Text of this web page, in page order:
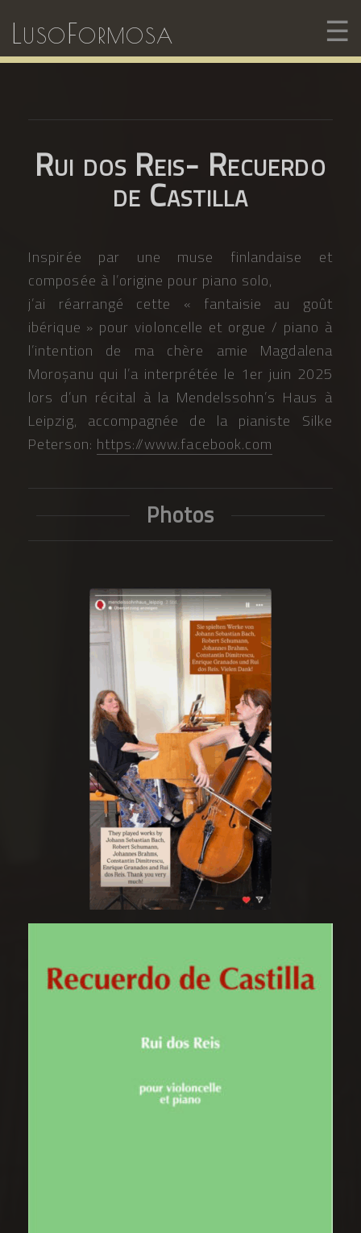
LusoFormosa ☰
Rui dos Reis- Recuerdo
de Castilla
Inspirée par une muse finlandaise et
composée à l’origine pour piano solo,
j’ai réarrangé cette « fantaisie au goût
ibérique » pour violoncelle et orgue / piano à
l’intention de ma chère amie Magdalena
Moroșanu qui l’a interprétée le 1er juin 2025
lors d’un récital à la Mendelssohn’s Haus à
Leipzig, accompagnée de la pianiste Silke
Peterson: https://www.facebook.com
Photos